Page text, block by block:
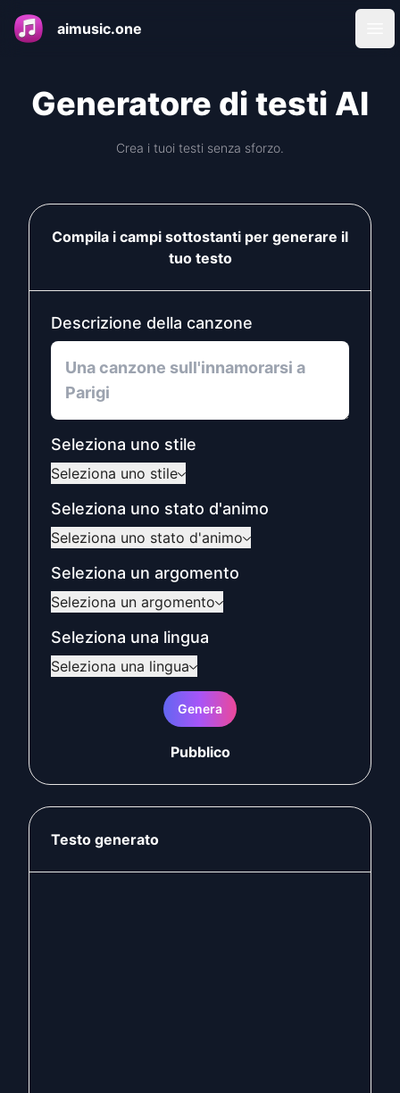
aimusic.one
Generatore di testi AI
Crea i tuoi testi senza sforzo.
Compila i campi sottostanti per generare il
tuo testo
Descrizione della canzone
Seleziona uno stile
Seleziona uno stile
Seleziona uno stato d'animo
Seleziona uno stato d'animo
Seleziona un argomento
Seleziona un argomento
Seleziona una lingua
Seleziona una lingua
Genera
Pubblico
Testo generato